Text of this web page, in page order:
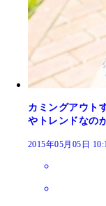
カミングアウト
やトレンドなの
2015年05月05日